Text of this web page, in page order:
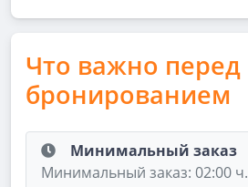
Что важно перед
бронированием
Минимальный заказ
Минимальный заказ: 02:00 ч.